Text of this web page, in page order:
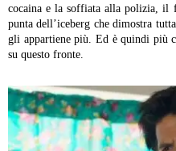
cocaina e la soffiata alla polizia, il
punta dell’iceberg che dimostra
gli appartiene più. Ed è quindi più
su questo fronte.